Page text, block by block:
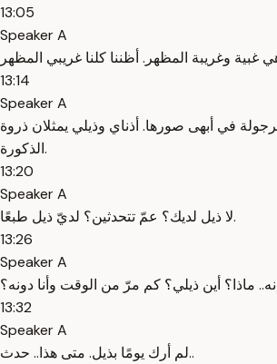
13:05
Speaker A
13:14
Speaker A
في أبهى صورها. أذناي وذيلي يمثلان ذروة
الذكورة.
13:20
Speaker A
لا ذيل لديك؟ عمّ تتحدثين؟ لديّ ذيل طبعًا.
13:26
Speaker A
ماذا؟ أين ذيلي؟ كم مرّ من الوقت وأنا دونه؟
13:32
Speaker A
لم أرك يومًا بذيل. متى هذا.. حدث..